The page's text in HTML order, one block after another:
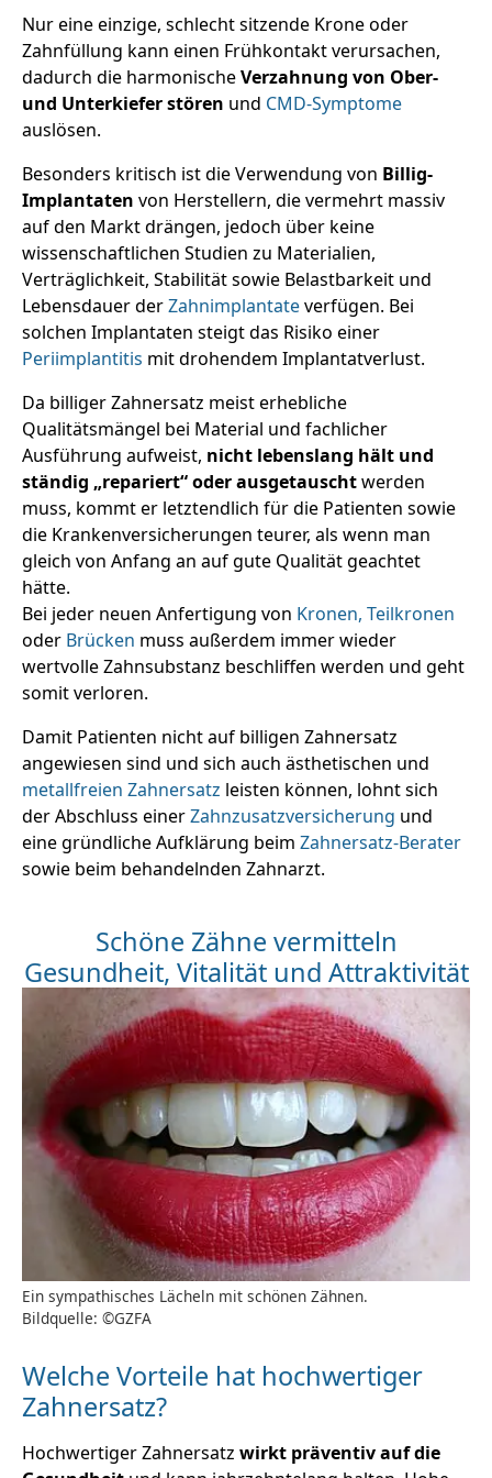
Ein sympathisches Lächeln mit schönen Zähnen.
Bildquelle: ©GZFA
Nur eine einzige, schlecht sitzende Krone oder
Zahnfüllung kann einen Frühkontakt verursachen,
dadurch die harmonischeVerzahnung von Ober-
und Unterkiefer stören und CMD-Symptome
auslösen.
Besonders kritisch ist die Verwendung von Billig-
Implantaten von Herstellern, die vermehrt massiv
auf den Markt drängen, jedoch über keine
wissenschaftlichen Studien zu Materialien,
Verträglichkeit, Stabilität sowie Belastbarkeit und
Lebensdauer derZahnimplantateverfügen. Bei
solchen Implantaten steigt das Risiko einer
Periimplantitis mit drohendem Implantatverlust.
Da billiger Zahnersatz meist erhebliche
Qualitätsmängel bei Material und fachlicher
Ausführung aufweist, nicht lebenslang hält und
ständig „repariert“ oder ausgetauschtwerden
muss, kommt er letztendlich für die Patienten sowie
die Krankenversicherungen teurer, als wenn man
gleich von Anfang an auf gute Qualität geachtet
hätte.
Bei jeder neuen Anfertigung von Kronen, Teilkronen
oder Brücken muss außerdem immer wieder
wertvolle Zahnsubstanz beschliffen werden und geht
somit verloren.
Damit Patienten nicht auf billigen Zahnersatz
angewiesen sind und sich auch ästhetischen und
metallfreien Zahnersatz leisten können, lohnt sich
der Abschluss einerZahnzusatzversicherung und
eine gründliche Aufklärung beim Zahnersatz-Berater
sowie beim behandelnden Zahnarzt.
Schöne Zähne vermitteln
Gesundheit, Vitalität und Attraktivität
Welche Vorteile hat hochwertiger
Zahnersatz?
Hochwertiger Zahnersatz wirkt präventiv auf die